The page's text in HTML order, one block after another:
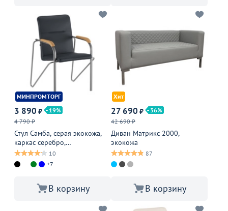
МИНПРОМТОРГ
3 890 ₽
19
4 790 ₽
Стул Самба, серая экокожа,
каркас серебро,
подлокотники бук, морилка
светлый орех
10
+7
В корзину
Хит
27 690 ₽
36
42 690 ₽
Диван Матрикс 2000,
экокожа
87
В корзину